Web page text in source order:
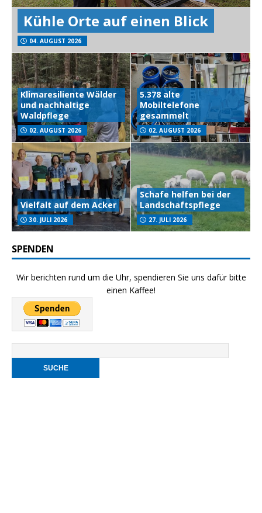
Kühle Orte auf einen Blick
04. AUGUST 2026
Klimaresiliente Wälder
und nachhaltige
Waldpflege
02. AUGUST 2026
5.378 alte
Mobiltelefone
gesammelt
02. AUGUST 2026
Vielfalt auf dem Acker
30. JULI 2026
Schafe helfen bei der
Landschaftspflege
27. JULI 2026
SPENDEN
Wir berichten rund um die Uhr, spendieren Sie uns dafür bitte
einen Kaffee!